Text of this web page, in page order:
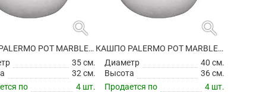
search
КАШПО PALERMO POT MARBLE CLOUD
35 см.
32 см.
по
4 шт.
search
КАШПО PALERMO POT MARBLE CLOUD
Диаметр
40 см.
Высота
36 см.
Продается по
4 шт.